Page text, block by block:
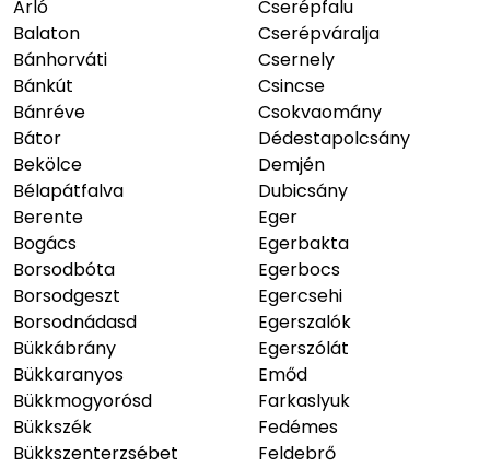
Arló
Balaton
Bánhorváti
Bánkút
Bánréve
Bátor
Bekölce
Bélapátfalva
Berente
Bogács
Borsodbóta
Borsodgeszt
Borsodnádasd
Bükkábrány
Bükkaranyos
Bükkmogyorósd
Bükkszék
Bükkszenterzsébet
Cserépfalu
Cserépváralja
Csernely
Csincse
Csokvaomány
Dédestapolcsány
Demjén
Dubicsány
Eger
Egerbakta
Egerbocs
Egercsehi
Egerszalók
Egerszólát
Emőd
Farkaslyuk
Fedémes
Feldebrő